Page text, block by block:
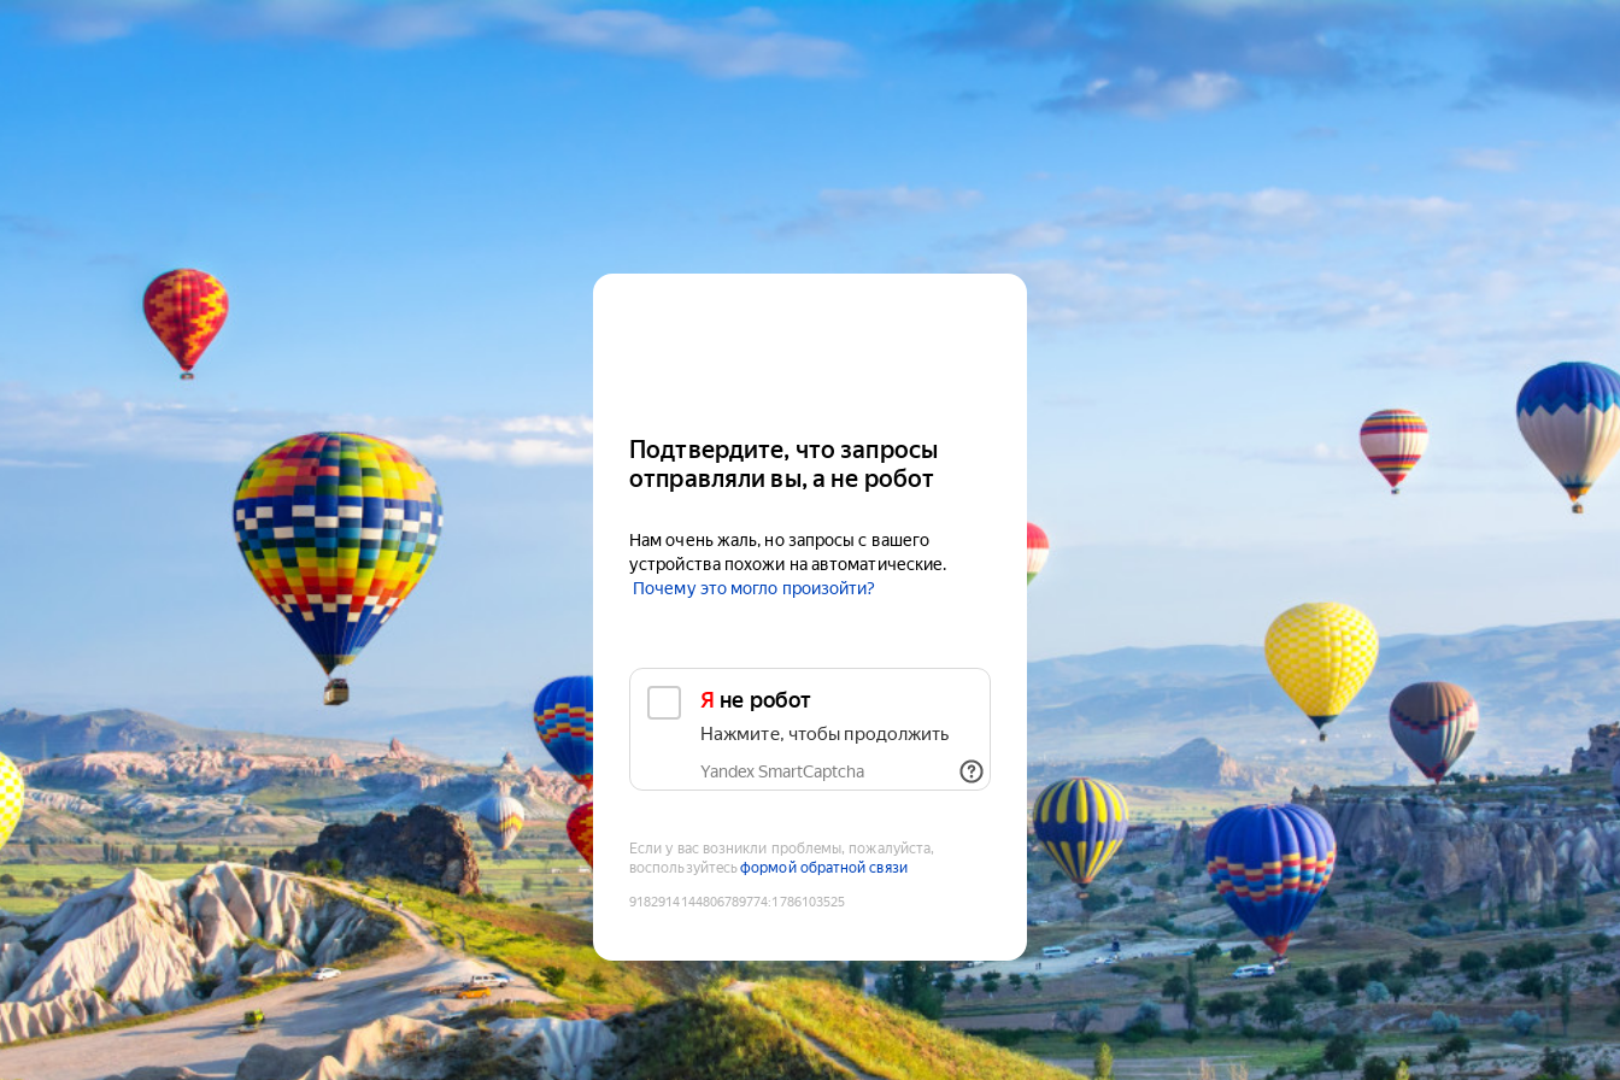
Подтвердите, что запросы
отправляли вы, а не робот
Нам очень жаль, но запросы с вашего
устройства похожи на автоматические.
Почему это могло произойти?
Я не робот
Нажмите, чтобы продолжить
Yandex SmartCaptcha
Если у вас возникли проблемы, пожалуйста,
воспользуйтесьформой обратной связи
9182914144806789774:1786103525